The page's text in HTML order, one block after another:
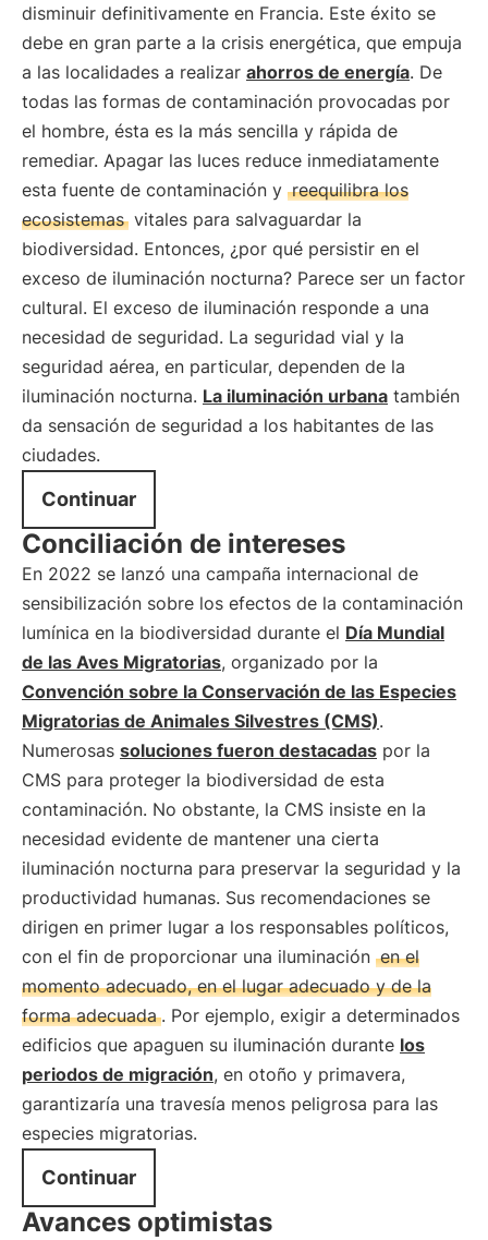
disminuir definitivamente en Francia. Este éxito se
debe en gran parte a la crisis energética, que empuja
a las localidades a realizar ahorros de energía. De
todas las formas de contaminación provocadas por
el hombre, ésta es la más sencilla y rápida de
remediar. Apagar las luces reduce inmediatamente
esta fuente de contaminación y reequilibra los
ecosistemas vitales para salvaguardar la
biodiversidad. Entonces, ¿por qué persistir en el
exceso de iluminación nocturna? Parece ser un factor
cultural. El exceso de iluminación responde a una
necesidad de seguridad. La seguridad vial y la
seguridad aérea, en particular, dependen de la
iluminación nocturna. La iluminación urbana también
da sensación de seguridad a los habitantes de las
ciudades.
Continuar
Conciliación de intereses
En 2022 se lanzó una campaña internacional de
sensibilización sobre los efectos de la contaminación
lumínica en la biodiversidad durante el Día Mundial
de las Aves Migratorias, organizado por la
Convención sobre la Conservación de las Especies
Migratorias de Animales Silvestres (CMS).
Numerosas soluciones fueron destacadas por la
CMS para proteger la biodiversidad de esta
contaminación. No obstante, la CMS insiste en la
necesidad evidente de mantener una cierta
iluminación nocturna para preservar la seguridad y la
productividad humanas. Sus recomendaciones se
dirigen en primer lugar a los responsables políticos,
con el fin de proporcionar una iluminación en el
momento adecuado, en el lugar adecuado y de la
forma adecuada . Por ejemplo, exigir a determinados
edificios que apaguen su iluminación durante los
periodos de migración, en otoño y primavera,
garantizaría una travesía menos peligrosa para las
especies migratorias.
Continuar
Avances optimistas